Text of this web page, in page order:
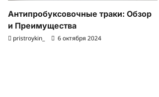
Антипробуксовочные траки: Обзор
и Преимущества
pristroykin_ 6 октября 2024